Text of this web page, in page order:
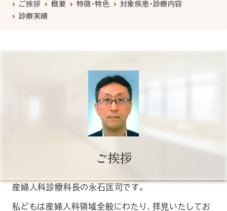
診療科について 医師紹介 外来診療
ご挨拶 概要 特徴・特色
対象疾患・診療内容
診療実績
ご挨拶
産婦人科診療科長の永石匡司です。
私どもは産婦人科領域全般にわたり、拝見いたしてお